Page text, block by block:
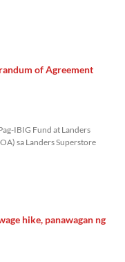
of Agreement
IBIG Fund at Landers
sa Landers Superstore
hike, panawagan ng